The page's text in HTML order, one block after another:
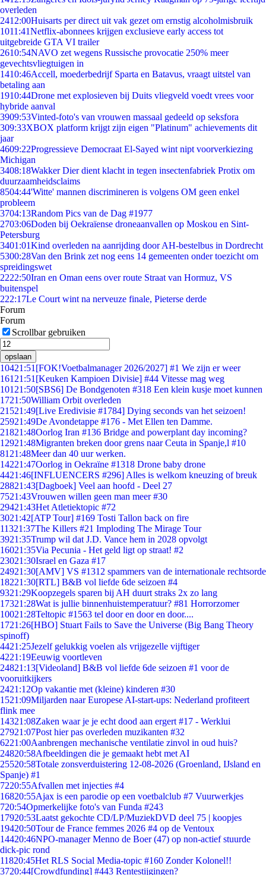
overleden
2412:00Huisarts per direct uit vak gezet om ernstig alcoholmisbruik
1011:41Netflix-abonnees krijgen exclusieve early access tot
uitgebreide GTA VI trailer
2610:54NAVO zet wegens Russische provocatie 250% meer
gevechtsvliegtuigen in
1410:46Accell, moederbedrijf Sparta en Batavus, vraagt uitstel van
betaling aan
1910:44Drone met explosieven bij Duits vliegveld voedt vrees voor
hybride aanval
3909:53Vinted-foto's van vrouwen massaal gedeeld op seksfora
309:33XBOX platform krijgt zijn eigen "Platinum" achievements dit
jaar
4609:22Progressieve Democraat El-Sayed wint nipt voorverkiezing
Michigan
3408:18Wakker Dier dient klacht in tegen insectenfabriek Protix om
duurzaamheidsclaims
8504:44'Witte' mannen discrimineren is volgens OM geen enkel
probleem
3704:13Random Pics van de Dag #1977
2703:06Doden bij Oekraïense droneaanvallen op Moskou en Sint-
Petersburg
3401:01Kind overleden na aanrijding door AH-bestelbus in Dordrecht
5300:28Van den Brink zet nog eens 14 gemeenten onder toezicht om
spreidingswet
2222:50Iran en Oman eens over route Straat van Hormuz, VS
buitenspel
222:17Le Court wint na nerveuze finale, Pieterse derde
Forum
Forum
Scrollbar gebruiken
opslaan
10421:51 [FOK!Voetbalmanager 2026/2027] #1 We zijn er weer
161 21:51 [Keuken Kampioen Divisie] #44 Vitesse mag weg
101 21:50[SBS6] De Bondgenoten #318 Een klein kusje moet kunnen
1721:50William Orbit overleden
21521:49[Live Eredivisie #1784] Dying seconds van het seizoen!
25921:49De Avondetappe #176 - Met Ellen ten Damme.
21821:48Oorlog Iran #136 Bridge and powerplant day incoming?
12921:48Migranten breken door grens naar Ceuta in Spanje,l #10
81 21:48Meer dan 40 uur werken.
14221:47Oorlog in Oekraïne #1318 Drone baby drone
4421:46[INFLUENCERS #296] Alles is welkom kneuzing of breuk
28821:43[Dagboek] Veel aan hoofd - Deel 27
7521:43Vrouwen willen geen man meer #30
29421:43Het Atletiektopic #72
3021:42[ATP Tour] #169 Tosti Tallon back on fire
11321:37The Killers #21 Imploding The Mirage Tour
3921:35Trump wil dat J.D. Vance hem in 2028 opvolgt
16021:35Via Pecunia - Het geld ligt op straat! #2
23021:30Israel en Gaza #17
24921:30[AMV] VS #1312 spammers van de internationale rechtsorde
18221:30[RTL] B&B vol liefde 6de seizoen #4
9321:29Koopzegels sparen bij AH duurt straks 2x zo lang
17321:28Wat is jullie binnenhuistemperatuur? #81 Horrorzomer
10021:28Teltopic #1563 tel door en door en door....
1721:26[HBO] Stuart Fails to Save the Universe (Big Bang Theory
spinoff)
4421:25Jezelf gelukkig voelen als vrijgezelle vijftiger
4221:19Eeuwig voortleven
24821:13[Videoland] B&B vol liefde 6de seizoen #1 voor de
vooruitkijkers
2421:12Op vakantie met (kleine) kinderen #30
1521:09Miljarden naar Europese AI-start-ups: Nederland profiteert
flink mee
14321:08Zaken waar je je echt dood aan ergert #17 - Werklui
27921:07Post hier pas overleden muzikanten #32
6221:00Aanbrengen mechanische ventilatie zinvol in oud huis?
24820:58Afbeeldingen die je gemaakt hebt met AI
25520:58Totale zonsverduistering 12-08-2026 (Groenland, IJsland en
Spanje) #1
7220:55Afvallen met injecties #4
16820:55Ajax is een parodie op een voetbalclub #7 Vuurwerkjes
720:54Opmerkelijke foto's van Funda #243
17920:53Laatst gekochte CD/LP/MuziekDVD deel 75 | koopjes
19420:50Tour de France femmes 2026 #4 op de Ventoux
14420:46NPO-manager Menno de Boer (47) op non-actief stuurde
dick-pic rond
11820:45Het RLS Social Media-topic #160 Zonder Kolonel!!
3720:44[Crowdfunding] #443 Rentestijgingen?